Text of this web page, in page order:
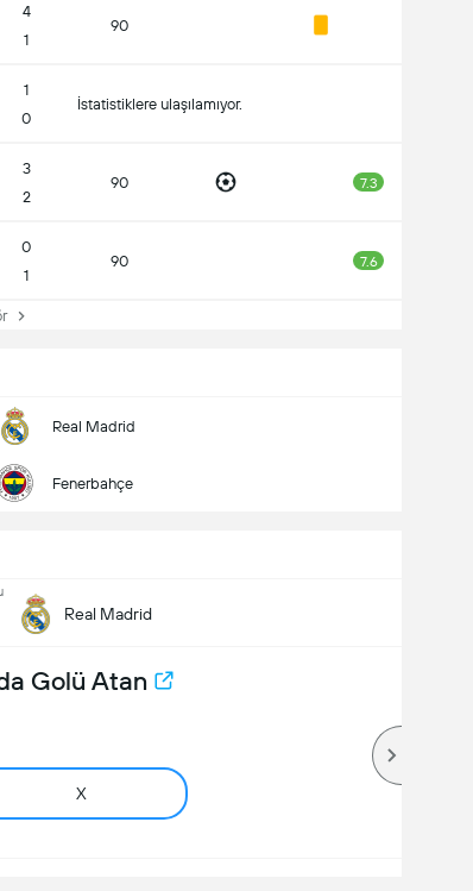
Real Madrid
Golü Atan
X
4
1
90
1
0
İstatistiklere ulaşılamıyor.
3
2
90 7.3
0
1
90 7.6
Real Madrid
Fenerbahçe